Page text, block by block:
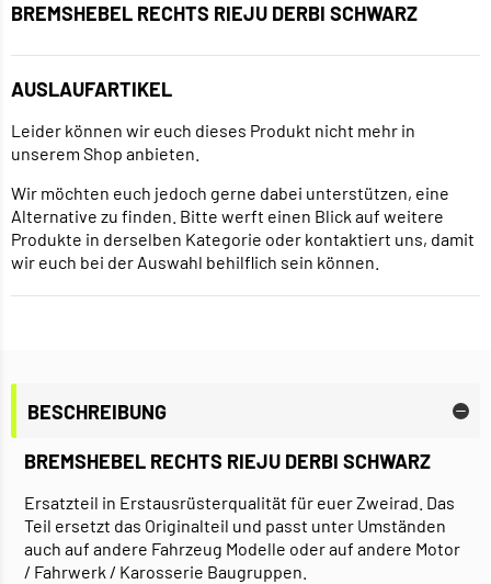
BREMSHEBEL RECHTS RIEJU DERBI SCHWARZ
AUSLAUFARTIKEL
Leider können wir euch dieses Produkt nicht mehr in
unserem Shop anbieten.
Wir möchten euch jedoch gerne dabei unterstützen, eine
Alternative zu finden. Bitte werft einen Blick auf weitere
Produkte in derselben Kategorie oder kontaktiert uns, damit
wir euch bei der Auswahl behilflich sein können.
BESCHREIBUNG
BREMSHEBEL RECHTS RIEJU DERBI SCHWARZ
Ersatzteil in Erstausrüsterqualität für euer Zweirad. Das
Teil ersetzt das Originalteil und passt unter Umständen
auch auf andere Fahrzeug Modelle oder auf andere Motor
/ Fahrwerk / Karosserie Baugruppen.